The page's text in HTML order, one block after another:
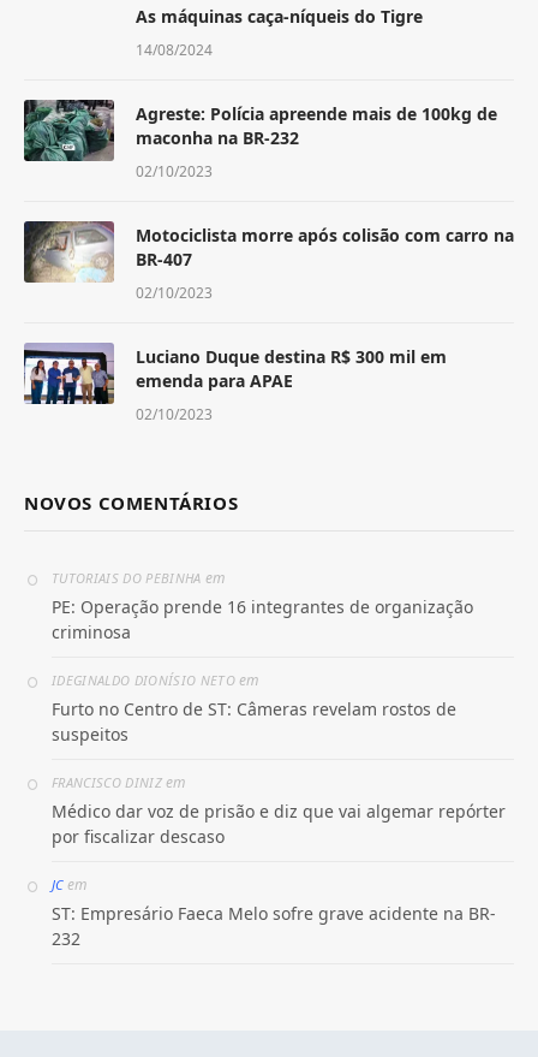
As máquinas caça-níqueis do Tigre
14/08/2024
Agreste: Polícia apreende mais de 100kg de
maconha na BR-232
02/10/2023
Motociclista morre após colisão com carro na
BR-407
02/10/2023
Luciano Duque destina R$ 300 mil em
emenda para APAE
02/10/2023
NOVOS COMENTÁRIOS
TUTORIAIS DO PEBINHA em
PE: Operação prende 16 integrantes de organização
criminosa
IDEGINALDO DIONÍSIO NETOem
Furto no Centro de ST: Câmeras revelam rostos de
suspeitos
FRANCISCO DINIZem
Médico dar voz de prisão e diz que vai algemar repórter
por fiscalizar descaso
JCem
ST: Empresário Faeca Melo sofre grave acidente na BR-
232